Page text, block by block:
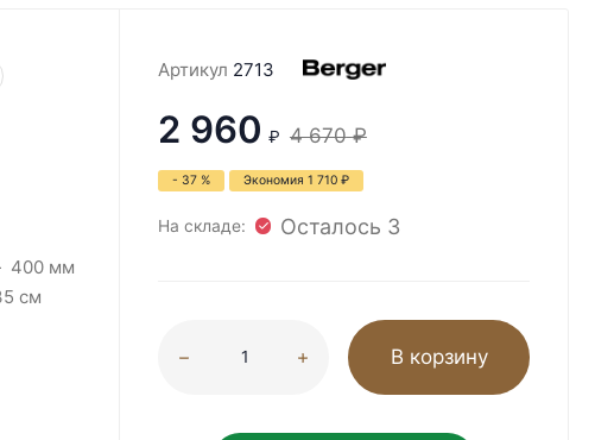
400 мм
см
Артикул 2713
2 960 ₽ 4 670 ₽
- 37 % Экономия 1 710 ₽
На складе: Осталось 3
В корзину